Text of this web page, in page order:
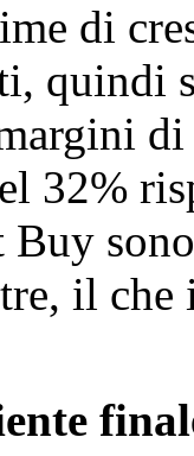
di
quindi
32%
il